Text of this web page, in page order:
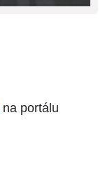
na portálu